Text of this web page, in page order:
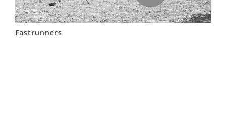
Fastrunners